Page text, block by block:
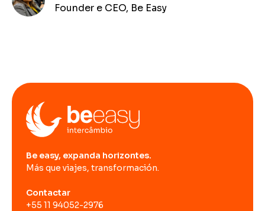
Founder e CEO, Be Easy
Be easy, expanda horizontes.
Más que viajes, transformación.
Contactar
+55 11 94052-2976